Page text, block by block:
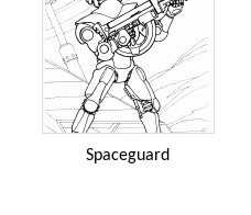
Spaceguard